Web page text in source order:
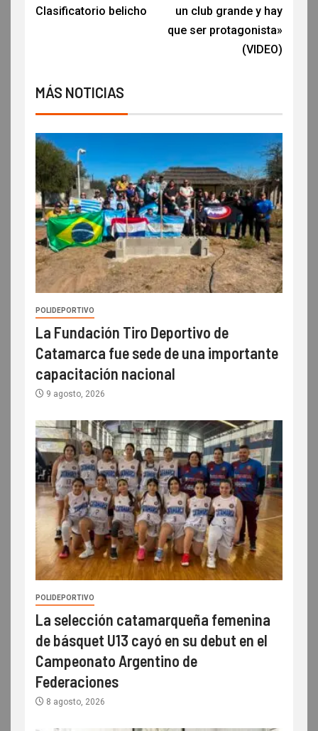
Clasificatorio belicho
un club grande y hay
que ser protagonista»
(VIDEO)
MÁS NOTICIAS
POLIDEPORTIVO
La Fundación Tiro Deportivo de
Catamarca fue sede de una importante
capacitación nacional
9 agosto, 2026
POLIDEPORTIVO
La selección catamarqueña femenina
de básquet U13 cayó en su debut en el
Campeonato Argentino de
Federaciones
8 agosto, 2026